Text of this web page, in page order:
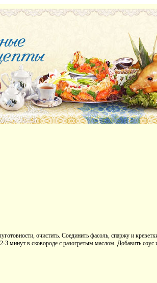
очистить. Соединить фасоль, спаржу и
минут в сковороде с разогретым маслом. Добавить соус